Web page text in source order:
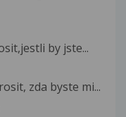
by jste...
zda byste mi...